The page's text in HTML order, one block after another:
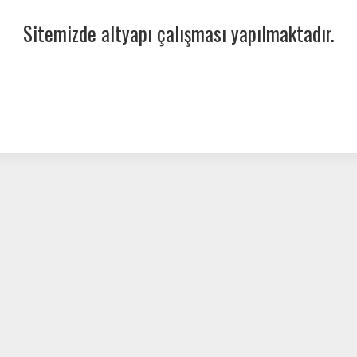
Sitemizde altyapı çalışması yapılmaktadır.